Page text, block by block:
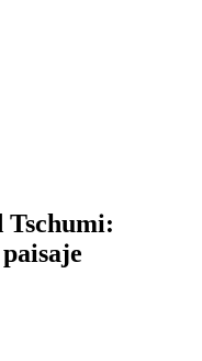
Tschumi: